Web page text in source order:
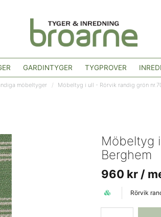
GARDINTYGER TYGPROVER
möbeltyger Möbeltyg i ull - Rörvik randig grön
Möbeltyg
Berghem
960 kr /
Rörvik